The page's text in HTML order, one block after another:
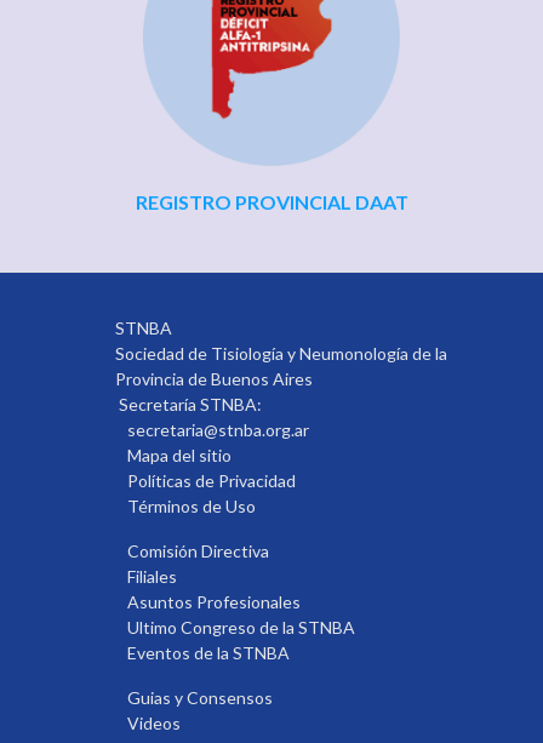
REGISTRO PROVINCIAL DAAT
STNBA
Sociedad de Tisiología y Neumonología de la
Provincia de Buenos Aires
Secretaría STNBA:
secretaria@stnba.org.ar
Mapa del sitio
Políticas de Privacidad
Términos de Uso
Comisión Directiva
Filiales
Asuntos Profesionales
Ultimo Congreso de la STNBA
Eventos de la STNBA
Guias y Consensos
Videos